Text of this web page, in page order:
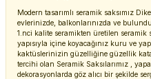
Modern tasarımlı seramik saksımız
evlerinizde, balkonlarınızda ve
1.nci kalite seramikten üretilen seramik
yapısıyla içine koyacağınız kuru ve
kaktüslerinizin güzelliğine güzellik
tercihi olan Seramik Saksılarımız ,
dekorasyonlarda göz alıcı bir şekilde